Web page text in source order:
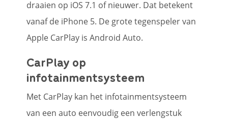
draaien op iOS 7.1 of nieuwer. Dat betekent
vanaf de iPhone 5. De grote tegenspeler van
Apple CarPlay is Android Auto.
CarPlay op
infotainmentsysteem
Met CarPlay kan het infotainmentsysteem
van een auto eenvoudig een verlengstuk